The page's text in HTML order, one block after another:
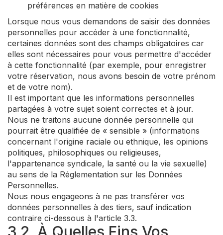
préférences en matière de cookies
Lorsque nous vous demandons de saisir des données
personnelles pour accéder à une fonctionnalité,
certaines données sont des champs obligatoires car
elles sont nécessaires pour vous permettre d'accéder
à cette fonctionnalité (par exemple, pour enregistrer
votre réservation, nous avons besoin de votre prénom
et de votre nom).
Il est important que les informations personnelles
partagées à votre sujet soient correctes et à jour.
Nous ne traitons aucune donnée personnelle qui
pourrait être qualifiée de « sensible » (informations
concernant l'origine raciale ou ethnique, les opinions
politiques, philosophiques ou religieuses,
l'appartenance syndicale, la santé ou la vie sexuelle)
au sens de la Réglementation sur les Données
Personnelles.
Nous nous engageons à ne pas transférer vos
données personnelles à des tiers, sauf indication
contraire ci-dessous à l'article 3.3.